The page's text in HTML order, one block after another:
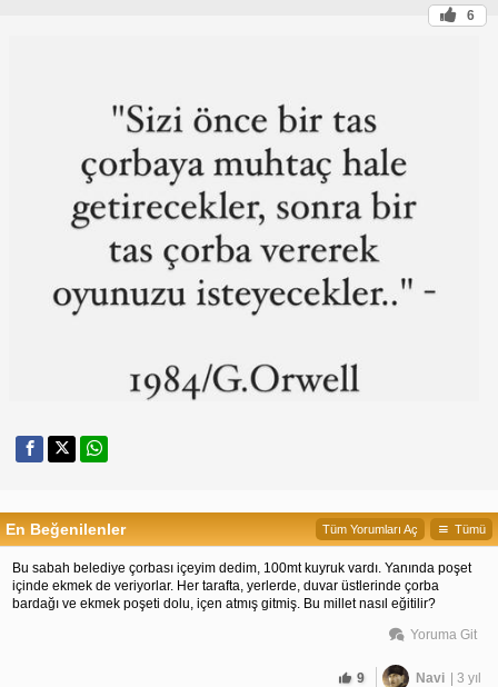
6
En Beğenilenler Tümü
Tüm Yorumları Aç
Bu sabah belediye çorbası içeyim dedim, 100mt kuyruk vardı. Yanında poşet
içinde ekmek de veriyorlar. Her tarafta, yerlerde, duvar üstlerinde çorba
bardağı ve ekmek poşeti dolu, içen atmış gitmiş. Bu millet nasıl eğitilir?
Yoruma Git
9 Navi | 3 yıl